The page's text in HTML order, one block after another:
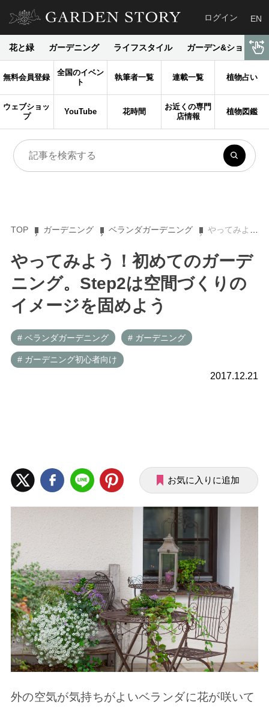
ログイン EN
花と緑 ガーデニング ライフスタイル ガーデン&ショップ
無料会員登録
全国のイベン
ト
執筆者一覧 連載一覧 植物占い
ウェブショッ
プ
YouTube 花時間
お近くの専門
店情報
植物図鑑
TOP ガーデニング ベランダガーデニング やってみよう！初めてのガーデニング。Step2は空間づくりのイメージを固めよう
やってみよう！初めてのガーデ
ニング。Step2は空間づくりの
イメージを固めよう
# ベランダガーデニング # ガーデニング
# ガーデニング初心者向け
2017.12.21
お気に入りに追加
外の空気が気持ちがよいベランダに花が咲いて